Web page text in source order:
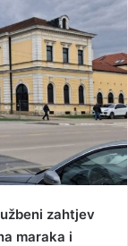
zahtjev
maraka i